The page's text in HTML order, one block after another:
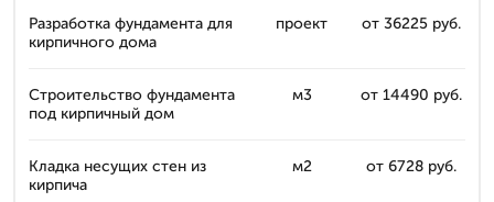
Разработка фундамента для
кирпичного дома
проект от 36225 руб.
Строительство фундамента
под кирпичный дом
м3 от 14490 руб.
Кладка несущих стен из
кирпича
м2 от 6728 руб.